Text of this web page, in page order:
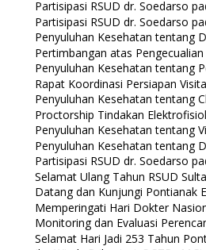
Partisipasi RSUD dr. Soedarso
Partisipasi RSUD dr. Soedarso
Penyuluhan Kesehatan tentang
Pertimbangan atas
Penyuluhan Kesehatan tentang
Rapat Koordinasi Persiapan
Penyuluhan Kesehatan tentang
Proctorship Tindakan
Penyuluhan Kesehatan tentang
Penyuluhan Kesehatan tentang
Partisipasi RSUD dr. Soedarso
Selamat Ulang Tahun RSUD
Datang dan Kunjungi Pontianak
Memperingati Hari Dokter
Monitoring dan Evaluasi
Selamat Hari Jadi 253 Tahun